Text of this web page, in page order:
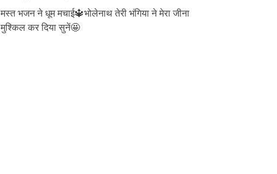
मस्त भजन ने धूम मचाई🔱भोलेनाथ तेरी भंगिया ने मेरा जीना
मुश्किल कर दिया सुनें🤩